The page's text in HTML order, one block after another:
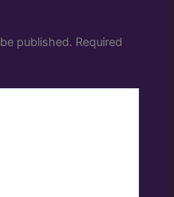
published. Required